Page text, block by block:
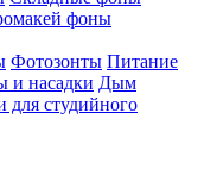
фоны
Фотозонты Питание
и насадки Дым
для студийного